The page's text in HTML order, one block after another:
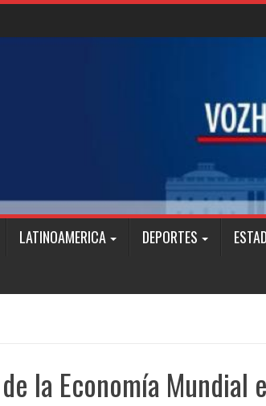
LATINOAMERICA DEPORTES
la Economía Mundial